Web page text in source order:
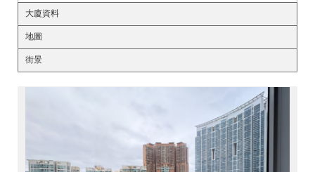
大廈資料
地圖
街景